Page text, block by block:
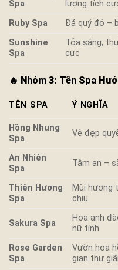
Spa
lượng tích
Ruby Spa
Đá quý đỏ –
Sunshine
Spa
Tỏa sáng,
cực
🔥 Nhóm 3: Tên Spa
TÊN SPA Ý NGHĨA
Hồng Nhung
Spa
Vẻ đẹp
An Nhiên
Spa
Tâm an –
Thiên Hương
Spa
Mùi hương
chịu
Sakura Spa
Hoa anh
nữ tính
Rose Garden
Spa
Vườn hoa
gian thư